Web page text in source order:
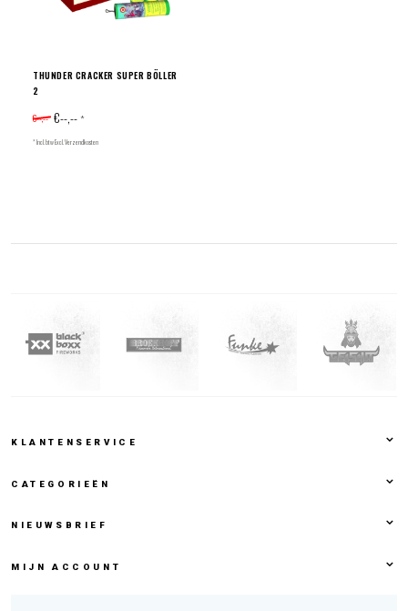
THUNDER CRACKER SUPER BÖLLER
2
€--,-- €--,-- *
* Incl. btw Excl.Verzendkosten
KLANTENSERVICE
CATEGORIEËN
NIEUWSBRIEF
MIJN ACCOUNT